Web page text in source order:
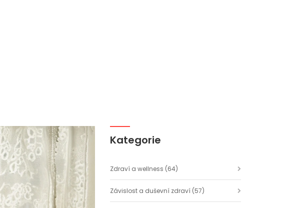
Kategorie
Zdraví a wellness (64)
Závislost a duševní zdraví (57)